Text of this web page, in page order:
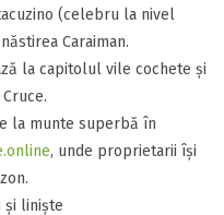
(celebru la nivel
Caraiman.
la capitolul vile cochete și
la munte superbă în
, unde proprietarii își
și liniște